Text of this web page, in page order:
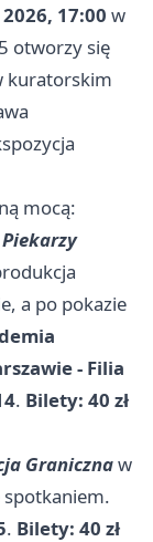
17:00 w
otworzy się
kuratorskim
mocą:
, a po pokazie
- Filia
. Bilety: 40 zł
Granicznaw
spotkaniem.
. Bilety: 40 zł